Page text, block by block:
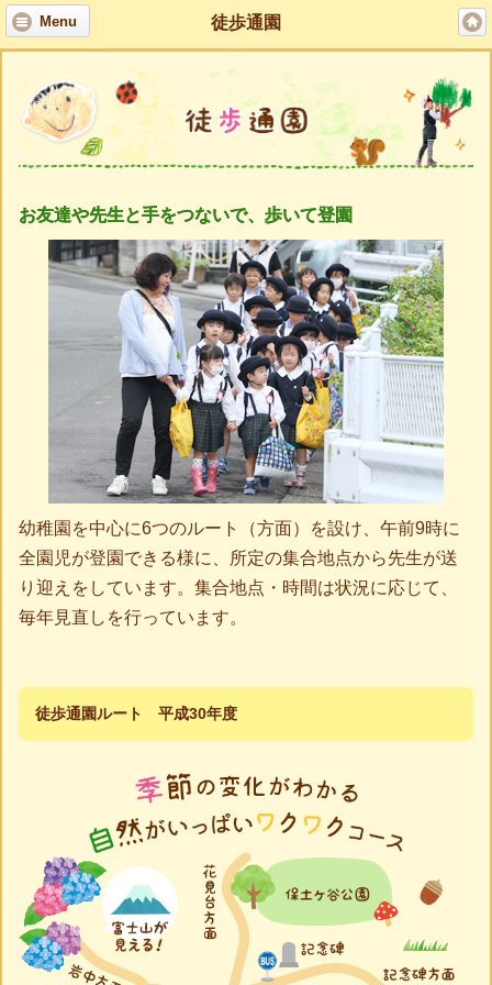
Menu 徒歩通園
お友達や先生と手をつないで、歩いて登園
幼稚園を中心に6つのルート（方面）を設け、午前9時に
全園児が登園できる様に、所定の集合地点から先生が送
り迎えをしています。集合地点・時間は状況に応じて、
毎年見直しを行っています。
徒歩通園ルート 平成30年度